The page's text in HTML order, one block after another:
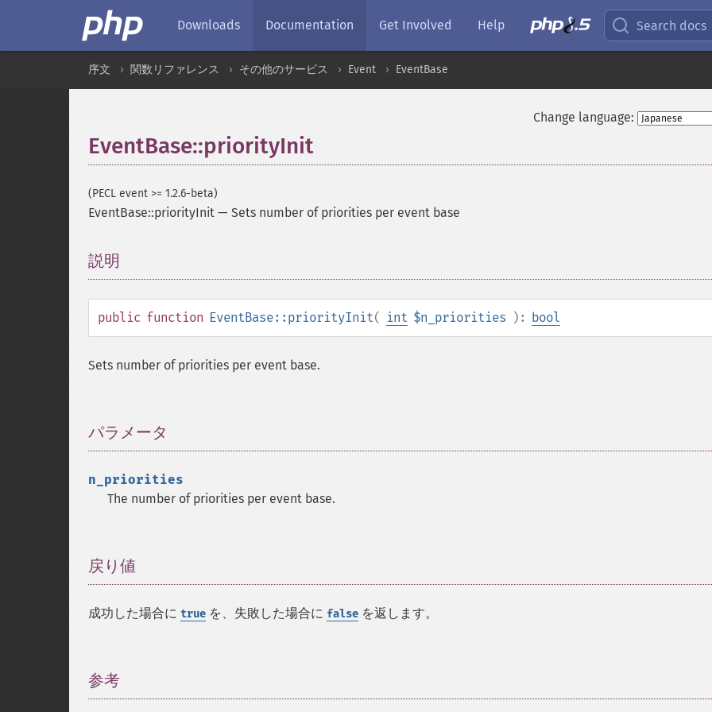
Downloads Documentation Get Involved Help Search docs
序文 関数リファレンス その他のサービス Event EventBase
Change language:
EventBase::priorityInit
(PECL event >= 1.2.6-beta)
EventBase::priorityInit — Sets number of priorities per event base
説明
public function EventBase::priorityInit( int $n_priorities ): bool
Sets number of priorities per event base.
パラメータ
n_priorities
The number of priorities per event base.
戻り値
成功した場合に true を、失敗した場合に false を返します。
参考